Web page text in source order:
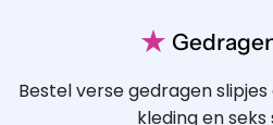
★
Bestel verse gedragen
kleding en seks